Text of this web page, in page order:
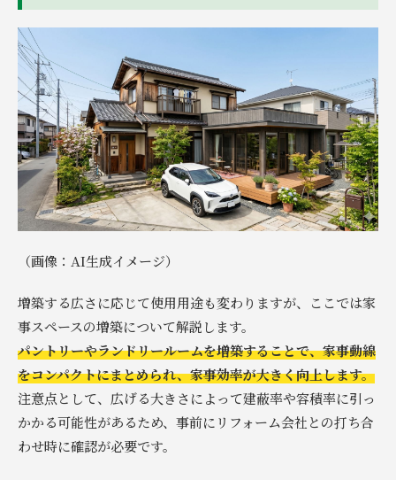
（画像：AI生成イメージ）
増築する広さに応じて使用用途も変わりますが、ここでは家
事スペースの増築について解説します。
パントリーやランドリールームを増築することで、家事動線
をコンパクトにまとめられ、家事効率が大きく向上します。
注意点として、広げる大きさによって建蔽率や容積率に引っ
かかる可能性があるため、事前にリフォーム会社との打ち合
わせ時に確認が必要です。